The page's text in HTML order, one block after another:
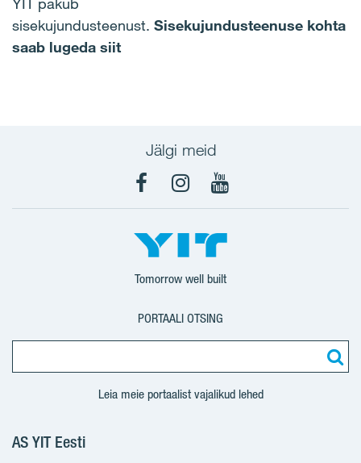
sisekujundusteenust. Sisekujundusteenuse kohta
saab lugeda siit
Jälgi meid
FacebookInstagram
YouTube
Tomorrow well built
PORTAALI OTSING
Leia meie portaalist vajalikud lehed
AS YIT Eesti